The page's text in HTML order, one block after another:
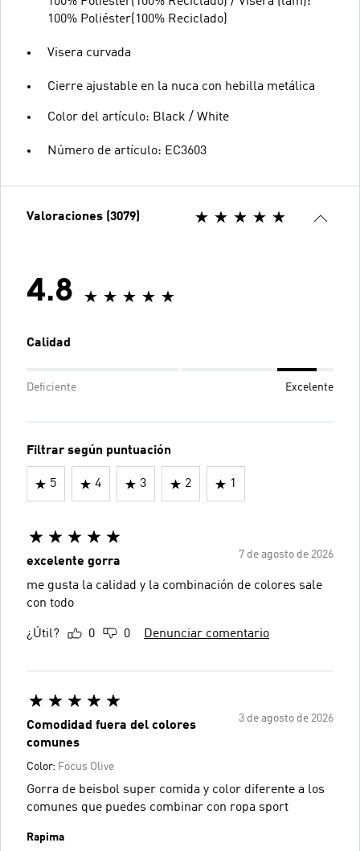
100% Poliéster(100% Reciclado)
Visera curvada
Cierre ajustable en la nuca con hebilla metálica
Color del artículo: Black / White
Número de artículo: EC3603
Valoraciones (3079)
4.8
Calidad
Deficiente Excelente
Filtrar según puntuación
5 4 3 2 1
7 de agosto de 2026
excelente gorra
me gusta la calidad y la combinación de colores sale
con todo
¿Útil? 0 0 Denunciar comentario
3 de agosto de 2026
Comodidad fuera del colores
comunes
Color: Focus Olive
Gorra de beisbol super comida y color diferente a los
comunes que puedes combinar con ropa sport
Rapima